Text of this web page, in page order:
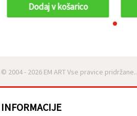
Dodaj v košarico
© 2004 - 2026 EM ART Vse pravice pridržane..
INFORMACIJE